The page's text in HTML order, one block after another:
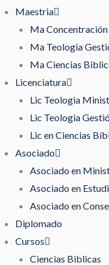
Maestria
Ma
Ma Teologia
Ma Ciencias
Licenciatura
Lic Teologia
Lic Teologia
Lic en Ciencias
Asociado
Asociado en
Asociado en
Asociado en
Diplomado
Cursos
Ciencias Biblicas